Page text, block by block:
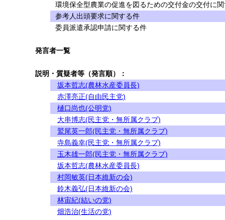
環境保全型農業の促進を図るための交付金の交付に
参考人出頭要求に関する件
委員派遣承認申請に関する件
発言者一覧
説明・質疑者等（発言順）：
坂本哲志(農林水産委員長)
赤澤亮正(自由民主党)
樋口尚也(公明党)
大串博志(民主党・無所属クラブ)
鷲尾英一郎(民主党・無所属クラブ)
寺島義幸(民主党・無所属クラブ)
玉木雄一郎(民主党・無所属クラブ)
坂本哲志(農林水産委員長)
村岡敏英(日本維新の会)
鈴木義弘(日本維新の会)
林宙紀(結いの党)
畑浩治(生活の党)